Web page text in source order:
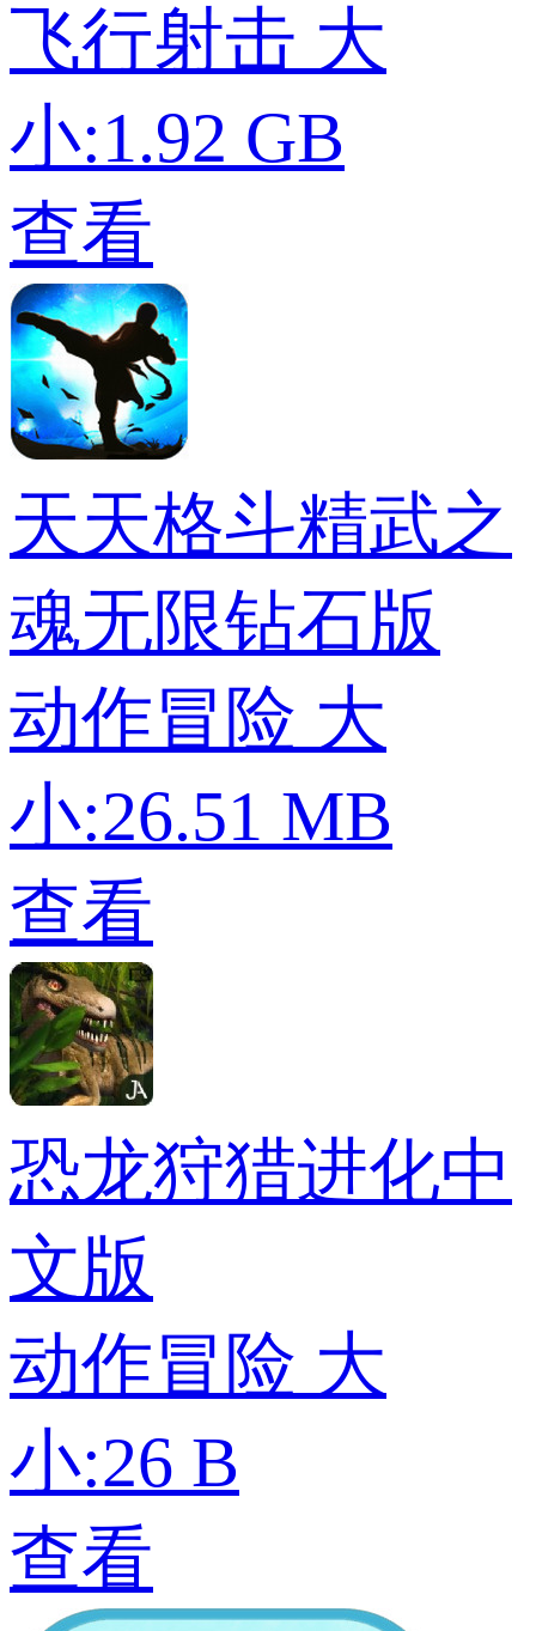
飞行射击 大
小:1.92 GB
查看
天天格斗精武之
魂无限钻石版
动作冒险 大
小:26.51 MB
查看
恐龙狩猎进化中
文版
动作冒险 大
小:26 B
查看